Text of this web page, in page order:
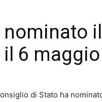
il
6 maggio
di Stato ha